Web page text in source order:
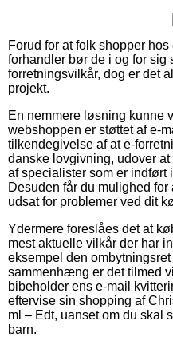
Forud for at folk shopper
forhandler bør de i og for sig
forretningsvilkår, dog er det
projekt.
En nemmere løsning kunne
webshoppen er støttet af e-
tilkendegivelse af at e-
danske lovgivning, udover
af specialister som er
Desuden får du mulighed
udsat for problemer ved dit
Ydermere foreslåes det at
mest aktuelle vilkår der har
eksempel den
sammenhæng er det tilmed
bibeholder ens e-mail
eftervise sin shopping af
ml – Edt, uanset om du skal
barn.